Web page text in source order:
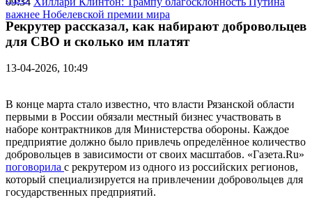
важнее Нобелевской премии мира
Рекрутер рассказал, как набирают добровольцев
для СВО и сколько им платят
13-04-2026, 10:49
В конце марта стало известно, что власти Рязанской области
первыми в России обязали местный бизнес участвовать в
наборе контрактников для Министерства обороны. Каждое
предприятие должно было привлечь определённое количество
добровольцев в зависимости от своих масштабов. «Газета.Ru»
поговорила с рекрутером из одного из российских регионов,
который специализируется на привлечении добровольцев для
государственных предприятий.